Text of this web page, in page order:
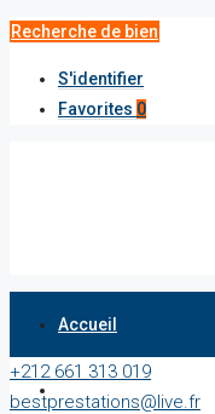
Recherche de bien
S'identifier
Favorites 0
Accueil
+212 661 313 019
bestprestations@live.fr